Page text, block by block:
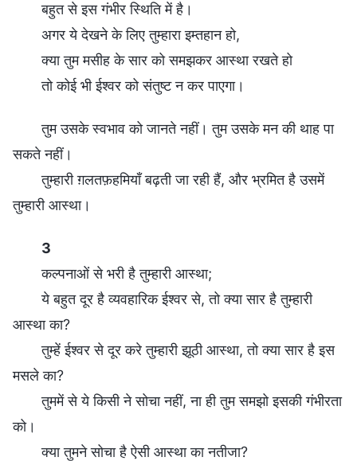
बहुत से इस गंभीर स्थिति में है।
अगर ये देखने के लिए तुम्हारा इम्तहान हो,
क्या तुम मसीह के सार को समझकर आस्था रखते हो
तो कोई भी ईश्वर को संतुष्ट न कर पाएगा।
तुम उसके स्वभाव को जानते नहीं। तुम उसके मन की थाह पा
सकते नहीं।
तुम्हारी ग़लतफ़हमियाँ बढ़ती जा रही हैं, और भ्रमित है उसमें
तुम्हारी आस्था।
3
कल्पनाओं से भरी है तुम्हारी आस्था;
ये बहुत दूर है व्यवहारिक ईश्वर से, तो क्या सार है तुम्हारी
आस्था का?
तुम्हें ईश्वर से दूर करे तुम्हारी झूठी आस्था, तो क्या सार है इस
मसले का?
तुममें से ये किसी ने सोचा नहीं, ना ही तुम समझो इसकी गंभीरता
को।
क्या तुमने सोचा है ऐसी आस्था का नतीजा?